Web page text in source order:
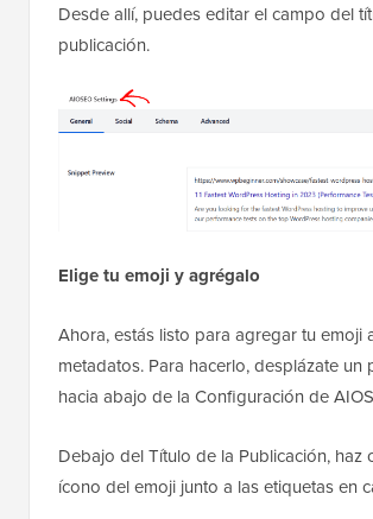
Desde allí, puedes editar el campo del
publicación.
Elige tu emoji y agrégalo
Ahora, estás listo para agregar tu emoji
metadatos. Para hacerlo, desplázate un
hacia abajo de la Configuración de
Debajo del Título de la Publicación, haz
ícono del emoji junto a las etiquetas en